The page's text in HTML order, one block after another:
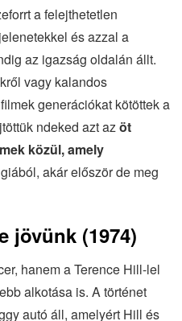
a felejthetetlen
és azzal a
az igazság oldalán állt.
vagy kalandos
generációkat kötöttek a
ndeked azt azöt
közül, amely
akár először de meg
jövünk (1974)
hanem a Terence Hill-lel
alkotása is. A történet
autó áll, amelyért Hill és